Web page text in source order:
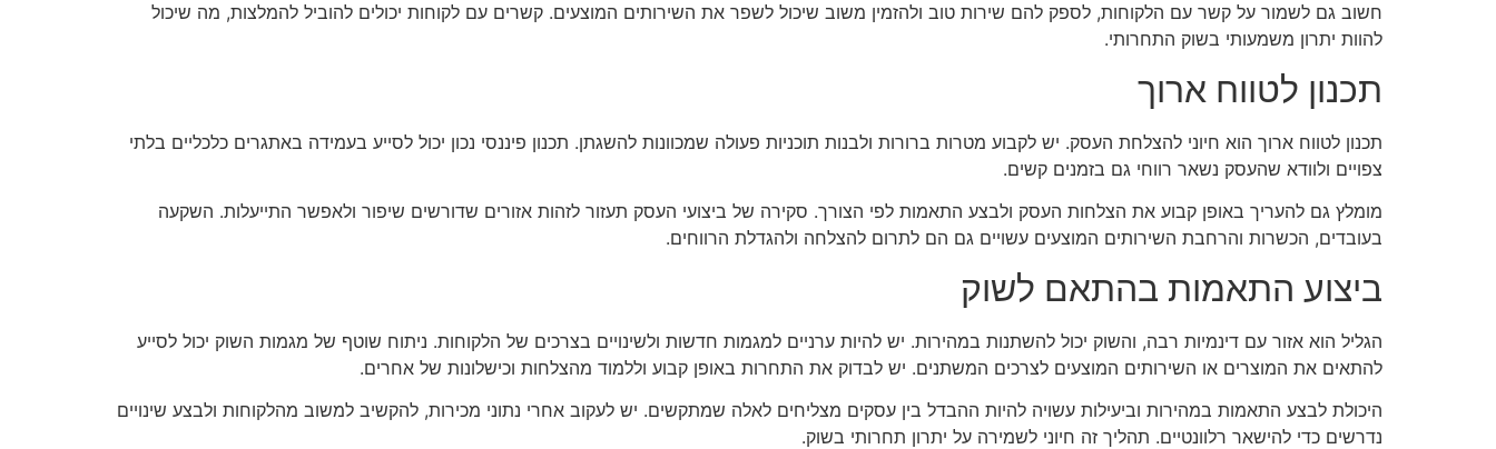
חשוב גם לשמור על קשר עם הלקוחות, לספק להם שירות טוב ולהזמין משוב שיכול לשפר את השירותים המוצעים. קשרים עם לקוחות יכולים להוביל להמלצות, מה שיכול
להוות יתרון משמעותי בשוק התחרותי.
תכנון לטווח ארוך
תכנון לטווח ארוך הוא חיוני להצלחת העסק. יש לקבוע מטרות ברורות ולבנות תוכניות פעולה שמכוונות להשגתן. תכנון פיננסי נכון יכול לסייע בעמידה באתגרים כלכליים בלתי
צפויים ולוודא שהעסק נשאר רווחי גם בזמנים קשים.
מומלץ גם להעריך באופן קבוע את הצלחות העסק ולבצע התאמות לפי הצורך. סקירה של ביצועי העסק תעזור לזהות אזורים שדורשים שיפור ולאפשר התייעלות. השקעה
בעובדים, הכשרות והרחבת השירותים המוצעים עשויים גם הם לתרום להצלחה ולהגדלת הרווחים.
ביצוע התאמות בהתאם לשוק
הגליל הוא אזור עם דינמיות רבה, והשוק יכול להשתנות במהירות. יש להיות ערניים למגמות חדשות ולשינויים בצרכים של הלקוחות. ניתוח שוטף של מגמות השוק יכול לסייע
להתאים את המוצרים או השירותים המוצעים לצרכים המשתנים. יש לבדוק את התחרות באופן קבוע וללמוד מהצלחות וכישלונות של אחרים.
היכולת לבצע התאמות במהירות וביעילות עשויה להיות ההבדל בין עסקים מצליחים לאלה שמתקשים. יש לעקוב אחרי נתוני מכירות, להקשיב למשוב מהלקוחות ולבצע שינויים
נדרשים כדי להישאר רלוונטיים. תהליך זה חיוני לשמירה על יתרון תחרותי בשוק.